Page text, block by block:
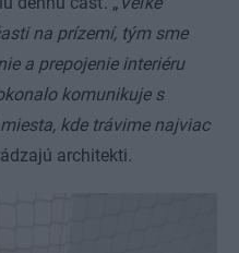
na prízemí, tým sme
a prepojenie interiéru
komunikuje s
kde trávime najviac
architekti.